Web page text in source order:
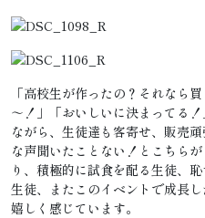
「高校生が作ったの？それなら
～！」「おいしいに決まってる
ながら、生徒達も客寄せ、販売
な声聞いたことない！とこちら
り、積極的に試食を配る生徒、
生徒、またこのイベントで成長
嬉しく感じています。